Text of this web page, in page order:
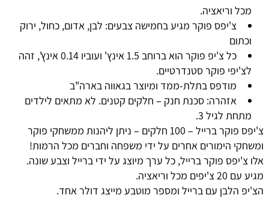
מכל וריאציה.
צ'יפס פוקר מגיע בחמישה צבעים: לבן, אדום, כחול, ירוק
וכתום
כל צ'יפ פוקר הוא ברוחב 1.5 אינץ' ועוביו 0.14 אינץ', זהה
לצ'יפי פוקר סטנדרטיים.
מודפס בתלת-ממד ומיוצר בגאווה בארה"ב
אזהרה: סכנת חנק – חלקים קטנים. לא מתאים לילדים
מתחת לגיל 3.
צ'יפס פוקר ברייל – 100 חלקים – ניתן ליהנות ממשחקי פוקר
ומשחקי הימורים אחרים על ידי משפחה וחברים מכל הרמות!
אלו צ'יפס פוקר ברייל, כל ערך מיוצג על ידי ברייל וצבע שונה.
מגיע עם 20 צ'יפים מכל וריאציה.
הצ'יפ הלבן עם ברייל ומספר מוטבע מייצג דולר אחד.